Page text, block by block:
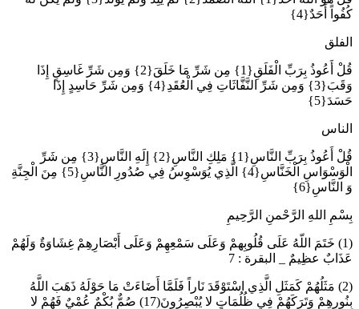
كُفُواً أَحَدٌ{4}
الفلق
قُلْ أَعُوذُ بِرَبِّ الْفَلَقِ{1} مِن شَرِّ مَا خَلَقَ{2} وَمِن شَرِّ غَاسِقٍ إِذَا
وَقَبَ{3} وَمِن شَرِّ النَّفَّاثَاتِ فِي الْعُقَدِ{4} وَمِن شَرِّ حَاسِدٍ إِذَا
حَسَدَ{5}
الناس
قُلْ أَعُوذُ بِرَبِّ النَّاسِ{1} مَلِكِ النَّاسِ{2} إِلَهِ النَّاسِ{3} مِن شَرِّ
الْوَسْوَاسِ الْخَنَّاسِ{4} الَّذِي يُوَسْوِسُ فِي صُدُورِ النَّاسِ{5} مِنَ الْجِنَّةِ
وَ النَّاسِ{6}
بِسْمِ اللهِ الرَّحْمنِ الرَّحِيمِ
(1) خَتَمَ اللّهُ عَلَى قُلُوبِهمْ وَعَلَى سَمْعِهِمْ وَعَلَى أَبْصَارِهِمْ غِشَاوَةٌ وَلَهُمْ
عَذَابٌ عظِيمٌ _ البقرة : 7
(2) مَثَلُهُمْ كَمَثَلِ الَّذِي اسْتَوْقَدَ نَاراً فَلَمَّا أَضَاءَتْ مَا حَوْلَهُ ذَهَبَ اللَّهُ
بِنُورِهِمْ وَتَرَكَهُمْ فِي ظُلُمَاتٍ لا يُبْصِرُونَ(17) صُمٌّ بُكْمٌ عُمْيٌ فَهُمْ لا